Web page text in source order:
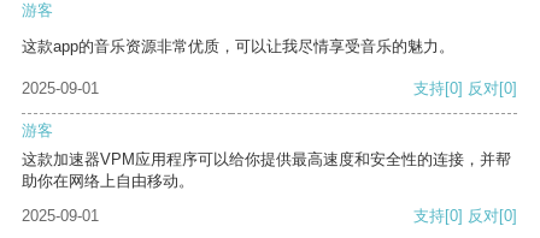
游客
这款app的音乐资源非常优质，可以让我尽情享受音乐的魅力。
2025-09-01 支持[0] 反对[0]
游客
这款加速器VPM应用程序可以给你提供最高速度和安全性的连接，并帮
助你在网络上自由移动。
2025-09-01
支持[0] 反对[0]